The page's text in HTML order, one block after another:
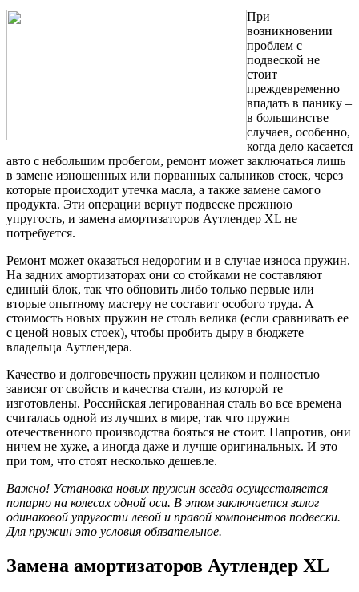
При
возникновении
проблем с
подвеской не
стоит
преждевременно
впадать в панику –
в большинстве
случаев, особенно,
когда дело касается
авто с небольшим пробегом, ремонт может заключаться лишь
в замене изношенных или порванных сальников стоек, через
которые происходит утечка масла, а также замене самого
продукта. Эти операции вернут подвеске прежнюю
упругость, и замена амортизаторов Аутлендер XL не
потребуется.
Ремонт может оказаться недорогим и в случае износа пружин.
На задних амортизаторах они со стойками не составляют
единый блок, так что обновить либо только первые или
вторые опытному мастеру не составит особого труда. А
стоимость новых пружин не столь велика (если сравнивать ее
с ценой новых стоек), чтобы пробить дыру в бюджете
владельца Аутлендера.
Качество и долговечность пружин целиком и полностью
зависят от свойств и качества стали, из которой те
изготовлены. Российская легированная сталь во все времена
считалась одной из лучших в мире, так что пружин
отечественного производства бояться не стоит. Напротив, они
ничем не хуже, а иногда даже и лучше оригинальных. И это
при том, что стоят несколько дешевле.
Важно! Установка новых пружин всегда осуществляется
попарно на колесах одной оси. В этом заключается залог
одинаковой упругости левой и правой компонентов подвески.
Для пружин это условия обязательное.
Замена амортизаторов Аутлендер XL